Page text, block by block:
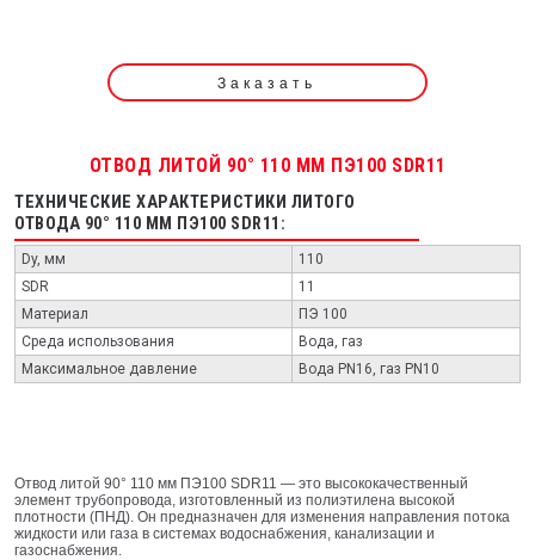
Заказать
ОТВОД ЛИТОЙ 90° 110 ММ ПЭ100 SDR11
ТЕХНИЧЕСКИЕ ХАРАКТЕРИСТИКИ ЛИТОГО
ОТВОДА 90° 110 ММ ПЭ100 SDR11:
Dy, мм
110
SDR
11
Материал
ПЭ 100
Среда использования
Вода, газ
Максимальное давление
Вода PN16, газ PN10
Отвод литой 90° 110 мм ПЭ100 SDR11 — это высококачественный
элемент трубопровода, изготовленный из полиэтилена высокой
плотности (ПНД). Он предназначен для изменения направления потока
жидкости или газа в системах водоснабжения, канализации и
газоснабжения.